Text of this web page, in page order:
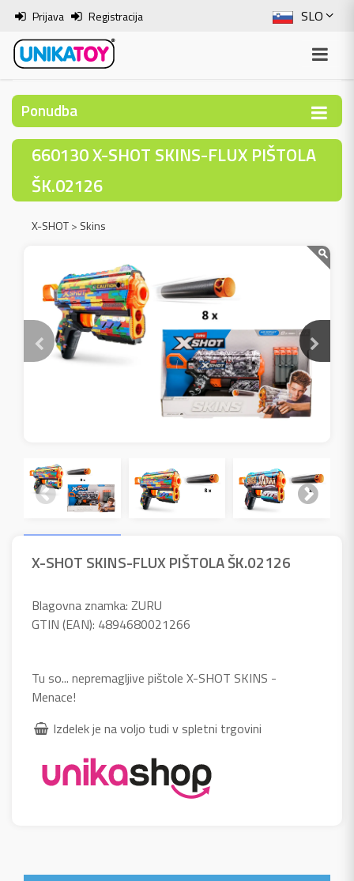
SLO
ENG
ITA
Prijava Registracija
Ponudba
660130 X-SHOT SKINS-FLUX PIŠTOLA
ŠK.02126
X-SHOT> Skins
X-SHOT SKINS-FLUX PIŠTOLA ŠK.02126
Blagovna znamka: ZURU
GTIN (EAN): 4894680021266
Tu so... nepremagljive pištole X-SHOT SKINS -
Menace!
Izdelek je na voljo tudi v spletni trgovini